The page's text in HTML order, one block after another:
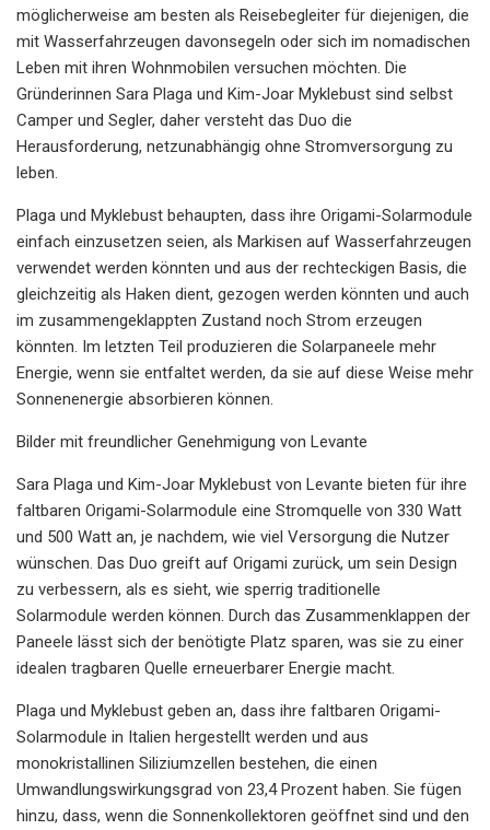
möglicherweise am besten als Reisebegleiter für diejenigen, die
mit Wasserfahrzeugen davonsegeln oder sich im nomadischen
Leben mit ihren Wohnmobilen versuchen möchten. Die
Gründerinnen Sara Plaga und Kim-Joar Myklebust sind selbst
Camper und Segler, daher versteht das Duo die
Herausforderung, netzunabhängig ohne Stromversorgung zu
leben.
Plaga und Myklebust behaupten, dass ihre Origami-Solarmodule
einfach einzusetzen seien, als Markisen auf Wasserfahrzeugen
verwendet werden könnten und aus der rechteckigen Basis, die
gleichzeitig als Haken dient, gezogen werden könnten und auch
im zusammengeklappten Zustand noch Strom erzeugen
könnten. Im letzten Teil produzieren die Solarpaneele mehr
Energie, wenn sie entfaltet werden, da sie auf diese Weise mehr
Sonnenenergie absorbieren können.
Bilder mit freundlicher Genehmigung von Levante
Sara Plaga und Kim-Joar Myklebust von Levante bieten für ihre
faltbaren Origami-Solarmodule eine Stromquelle von 330 Watt
und 500 Watt an, je nachdem, wie viel Versorgung die Nutzer
wünschen. Das Duo greift auf Origami zurück, um sein Design
zu verbessern, als es sieht, wie sperrig traditionelle
Solarmodule werden können. Durch das Zusammenklappen der
Paneele lässt sich der benötigte Platz sparen, was sie zu einer
idealen tragbaren Quelle erneuerbarer Energie macht.
Plaga und Myklebust geben an, dass ihre faltbaren Origami-
Solarmodule in Italien hergestellt werden und aus
monokristallinen Siliziumzellen bestehen, die einen
Umwandlungswirkungsgrad von 23,4 Prozent haben. Sie fügen
hinzu, dass, wenn die Sonnenkollektoren geöffnet sind und den